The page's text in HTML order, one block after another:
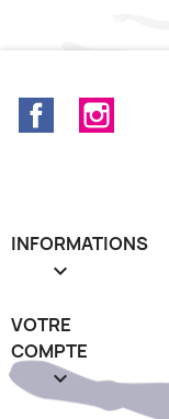
Facebook
INFORMATIONS

VOTRE
COMPTE
